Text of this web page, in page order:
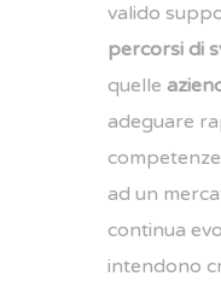
valido
percorsi di
quelle
adeguare
ad un
continua
intendono